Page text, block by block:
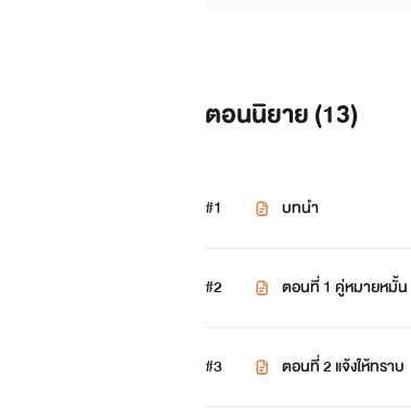
ตอนนิยาย (13)
#1 บทนำ
#2 ตอนที่ 1 คู่หมายหมั้น
#3 ตอนที่ 2 แจ้งให้ทราบ